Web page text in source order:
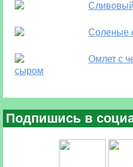
Соленые
Омлет с
сыром
Подпишись в